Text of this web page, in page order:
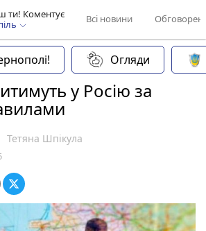
ти! Коментує
Всі новини
Огляди
у Росію за
Тетяна Шпікула